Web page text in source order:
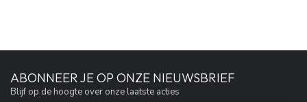
ABONNEER JE OP ONZE NIEUWSBRIEF
Blijf op de hoogte over onze laatste acties